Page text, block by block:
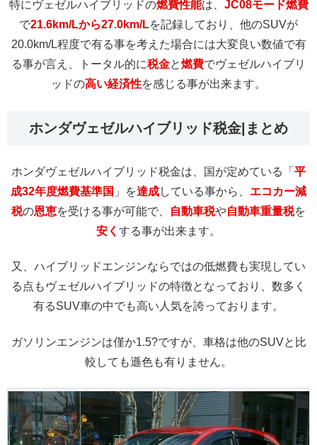
特にヴェゼルハイブリッドの燃費性能は、 JC08モード燃費
で21.6km/Lから27.0km/Lを記録しており、他のSUVが
20.0km/L程度で有る事を考えた場合には大変良い数値で有
る事が言え、トータル的に税金と燃費でヴェゼルハイブリ
ッドの高い経済性を感じる事が出来ます。
ホンダヴェゼルハイブリッド税金|まとめ
ホンダヴェゼルハイブリッド税金は、国が定めている「 平
成32年度燃費基準国 」を達成している事から、 エコカー減
税の恩恵を受ける事が可能で、 自動車税や自動車重量税を
安く する事が出来ます。
又、ハイブリッドエンジンならではの低燃費も実現してい
る点もヴェゼルハイブリッドの特徴となっており、数多く
有るSUV車の中でも高い人気を誇っております。
ガソリンエンジンは僅か1.5?ですが、車格は他のSUVと比
較しても遜色も有りません。